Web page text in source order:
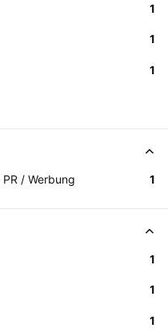
1
1
1
/ Werbung 1
1
1
1